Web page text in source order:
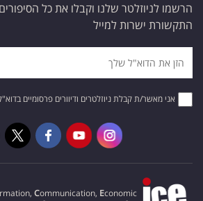
הרשמו לניוזלטר שלנו וקבלו את כל
התקשורת ישרות למייל
אני מאשר/ת קבלת ניוזלטרים ודיוורים פרסומיים
Communication, Economic